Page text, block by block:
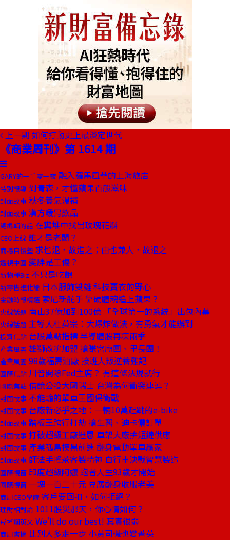
上一期 如何打動史上最淡定世代
《商業周刊》第 1614 期
GARY的一千零一夜 融入羅馬風華的上海旅店
特別報導 到青森，才懂蘋果百般滋味
封面故事 秋冬養氣溫補
封面故事 漢方暖胃飲品
總編輯的話 在糞堆中找出玫瑰花瓣
CEO上線 誰才是老闆？
商場自慢塾 求也退，故進之；由也兼人，故退之
透視中國 變胖是工傷？
新物種Biz 不只是吃飽
新零售進化論 日本服飾雙雄 科技賣衣的野心
金融時報精選 索尼新舵手 靠硬體魂追上蘋果？
火線話題 南山37億加到100億 「全球第一的系統」出包內幕
火線話題 主導人杜英宗：大爆炸做法，有勇氣才能辦到
投資焦點 台股萬點指標 半導體股再凍兩季
產業風雲 雄獅改拚加盟 搶賺宮廟團、里長團！
產業風雲 98歲福壽油廠 接班人叛逆養雞記
國際焦點 川普開除Fed主席？ 有這條法規就行
國際焦點 借鏡公投大國瑞士 台灣為何衝突連連？
封面故事 不能輸的單車王國保衛戰
封面故事 台廠新必爭之地：一輛10萬起跳的e-bike
封面故事 踏板王跨行打劫 搶生醫、迪卡儂訂單
封面故事 打破超級工廠迷思 車架大廠拚短鏈供應
封面故事 產業孤鳥摸黑前進 翻身電動單車贏家
封面故事 師法手搖茶客製精神 自行車決戰智慧製造
國際視窗 印度超級阿嬤 跑者人生93歲才開始
國際視窗 一塊一百二十元 豆腐翻身收服老美
商周CEO學院 客戶要回扣，如何拒絕？
理財相對論 1011股災那天，你心情如何？
戒掉爛英文 We'll do our best! 其實很弱
商周書摘 比別人多走一步 小黃司機也變菁英